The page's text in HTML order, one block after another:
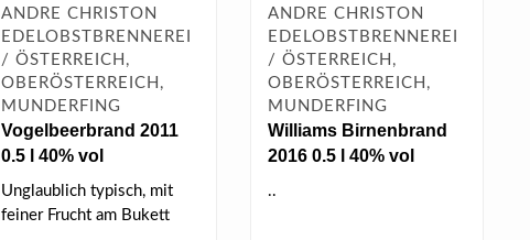
ANDRE CHRISTON
EDELOBSTBRENNEREI
/ ÖSTERREICH,
OBERÖSTERREICH,
MUNDERFING
Vogelbeerbrand 2011
0.5 l 40% vol
Unglaublich typisch, mit
feiner Frucht am Bukett
ANDRE CHRISTON
EDELOBSTBRENNEREI
/ ÖSTERREICH,
OBERÖSTERREICH,
MUNDERFING
Williams Birnenbrand
2016 0.5 l 40% vol
..